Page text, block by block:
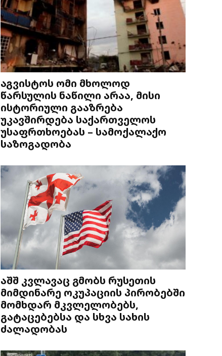
აგვისტოს ომი მხოლოდ
წარსულის ნაწილი არაა, მისი
ისტორიული გააზრება
უკავშირდება საქართველოს
უსაფრთხოებას – სამოქალაქო
საზოგადობა
აშშ კვლავაც გმობს რუსეთის
მიმდინარე ოკუპაციის პირობებში
მომხდარ მკვლელობებს,
გატაცებებსა და სხვა სახის
ძალადობას